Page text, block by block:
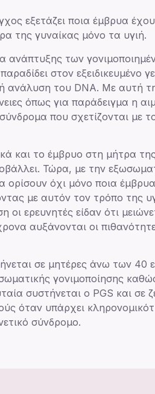
εξετάζει ποια έμβρυα
της γυναίκας μόνο τα υγιή.
ανάπτυξης των
στον εξειδικευμένο
ανάλυση του DNA. Με αυτή
όπως για παράδειγμα η
σύνδρομα που σχετίζονται
και το έμβρυο στη μήτρα
Τώρα, με την
ορίσουν όχι μόνο ποια
με αυτόν τον τρόπο της
οι ερευνητές είδαν ότι
αυξάνονται οι
σε μητέρες άνω των 40
γονιμοποίησης
συστήνεται ο PGS και σε
όταν υπάρχει
σύνδρομο.